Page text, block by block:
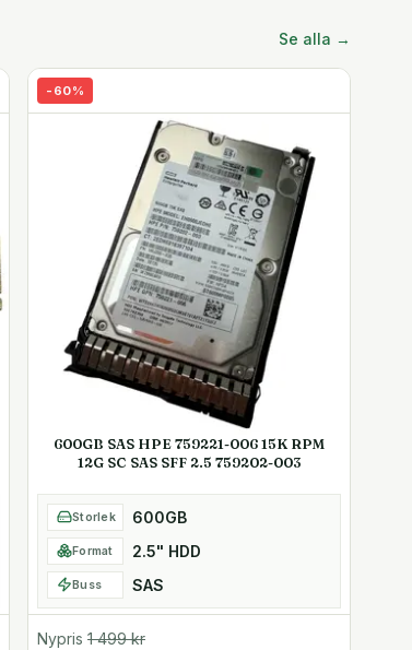
Se alla →
- 60%
600GB SAS HPE 759221-006 15K RPM
12G SC SAS SFF 2.5 759202-003
Storlek 600GB
Format 2.5" HDD
Buss SAS
Nypris 1 499kr